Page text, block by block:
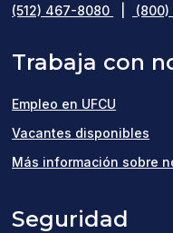
(512) 467-8080 (800)
Trabaja con
Empleo en UFCU
Vacantes disponibles
in
Más información sobre
Seguridad